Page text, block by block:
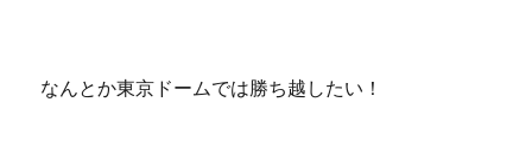
なんとか東京ドームでは勝ち越したい！